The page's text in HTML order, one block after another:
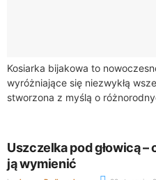
Kosiarka bijakowa to
wyróżniające się niezwykłą
stworzona z myślą o
Uszczelka pod głowicą
ją wymienić